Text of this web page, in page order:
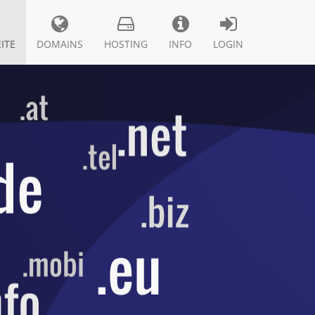
DOMAINS HOSTING INFO LOGIN